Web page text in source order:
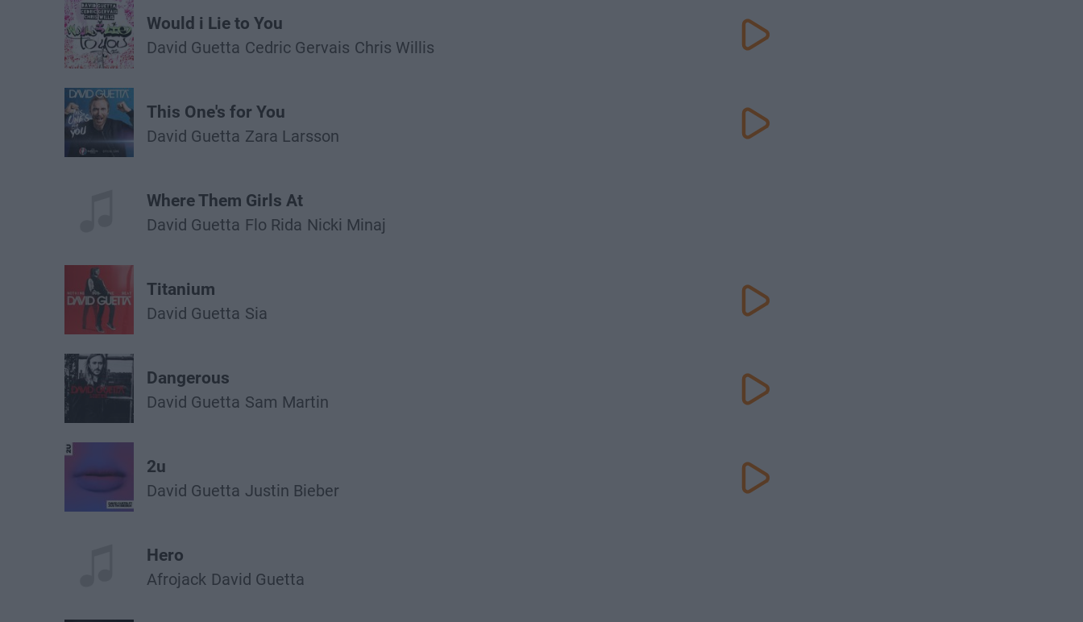
Would i Lie to You
David Guetta Cedric Gervais Chris Willis
This One's for You
David Guetta Zara Larsson
Where Them Girls At
David Guetta Flo Rida Nicki Minaj
Titanium
David Guetta Sia
Dangerous
David Guetta Sam Martin
2u
David Guetta Justin Bieber
Hero
Afrojack David Guetta